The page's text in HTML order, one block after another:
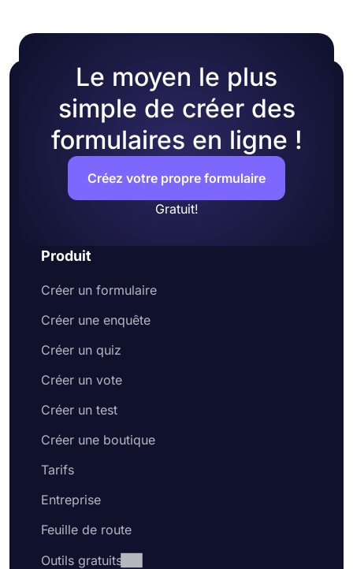
Le moyen le plus
simple de créer des
formulaires en ligne !
Créez votre propre formulaire
Gratuit!
Produit
Créer un formulaire
Créer une enquête
Créer un quiz
Créer un vote
Créer un test
Créer une boutique
Tarifs
Entreprise
Feuille de route
Outils gratuits